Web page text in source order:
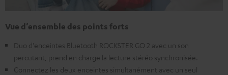
Vue d’ensemble des points forts
Duo d'enceintes Bluetooth ROCKSTER GO 2 avec un son
percutant, prend en charge la lecture stéréo synchronisée.
Connectez les deux enceintes simultanément avec un seul